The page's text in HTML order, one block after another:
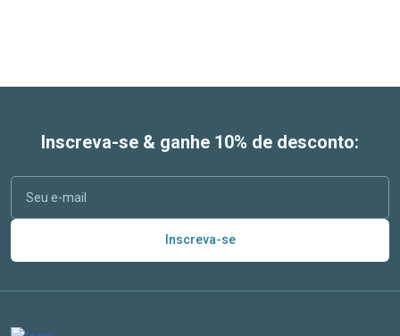
Inscreva-se & ganhe 10% de desconto:
Inscreva-se